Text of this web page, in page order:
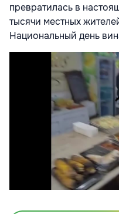
превратилась в
тысячи местных
Национальный день